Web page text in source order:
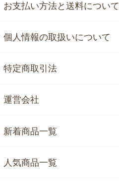
お支払い方法と送料について
個人情報の取扱いについて
特定商取引法
運営会社
新着商品一覧
人気商品一覧